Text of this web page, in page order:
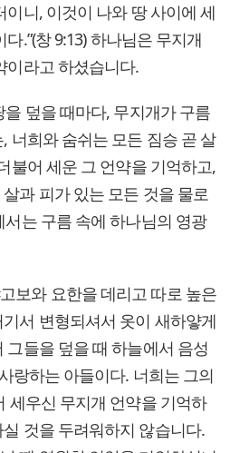
니, 이것이 나와 땅 사이에 세
.”(창 9:13) 하나님은 무지개
이라고 하셨습니다.
을 덮을 때마다, 무지개가 구름
너희와 숨쉬는 모든 짐승 곧 살
불어 세운 그 언약을 기억하고,
과 피가 있는 모든 것을 물로
서는 구름 속에 하나님의 영광
보와 요한을 데리고 따로 높은
서 변형되셔서 옷이 새하얗게
그들을 덮을 때 하늘에서 음성
랑하는 아들이다. 너희는 그의
세우신 무지개 언약을 기억하
것을 두려워하지 않습니다.